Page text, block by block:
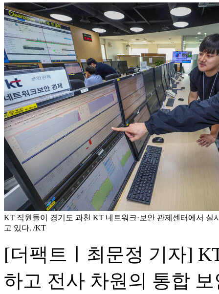
KT 직원들이 경기도 과천 KT 네트워크·보안 관제센터에서 실
고 있다. /KT
[더팩트ㅣ최문정 기자]
하고 전사 차원의 통합